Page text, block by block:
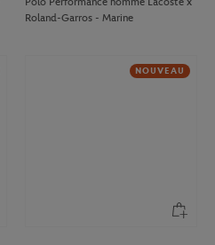
Roland-Garros - Marine
NOUVEAU